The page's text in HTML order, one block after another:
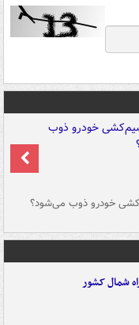
خودرو ذوب می‌شود؟
شمال کشور